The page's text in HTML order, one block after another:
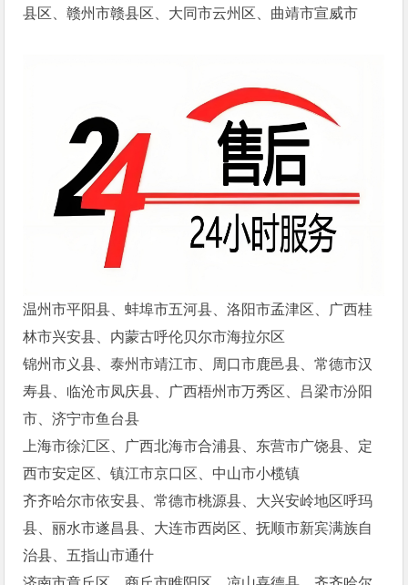
县区、赣州市赣县区、大同市云州区、曲靖市宣威市
温州市平阳县、蚌埠市五河县、洛阳市孟津区、广西桂
林市兴安县、内蒙古呼伦贝尔市海拉尔区
锦州市义县、泰州市靖江市、周口市鹿邑县、常德市汉
寿县、临沧市凤庆县、广西梧州市万秀区、吕梁市汾阳
市、济宁市鱼台县
上海市徐汇区、广西北海市合浦县、东营市广饶县、定
西市安定区、镇江市京口区、中山市小榄镇
齐齐哈尔市依安县、常德市桃源县、大兴安岭地区呼玛
县、丽水市遂昌县、大连市西岗区、抚顺市新宾满族自
治县、五指山市通什